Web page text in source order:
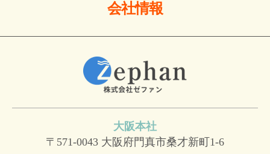
会社情報
大阪本社
〒571-0043 大阪府門真市桑才新町1-6